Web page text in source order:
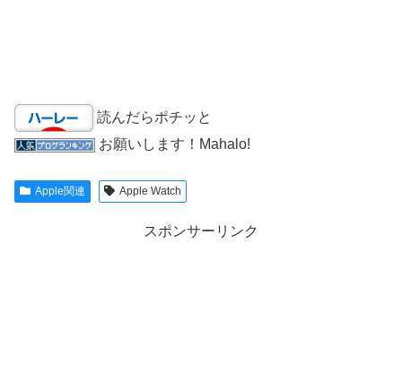
読んだらポチッと
お願いします！Mahalo!
Apple関連 Apple Watch
スポンサーリンク